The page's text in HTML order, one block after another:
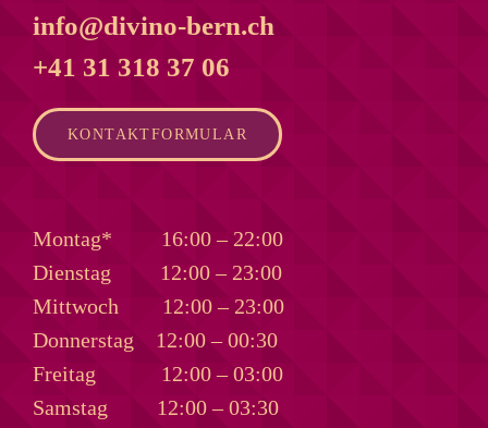
info@divino-bern.ch
+41 31 318 37 06
KONTAKTFORMULAR
Montag*
16:00 – 22:00
Dienstag
12:00 – 23:00
Mittwoch
12:00 – 23:00
Donnerstag
12:00 – 00:30
Freitag
12:00 – 03:00
Samstag
12:00 – 03:30